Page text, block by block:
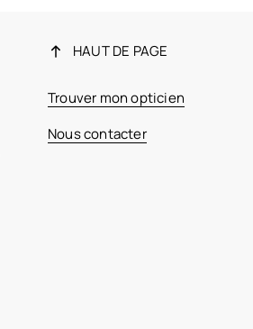
HAUT DE PAGE
Trouver mon opticien
Nous contacter